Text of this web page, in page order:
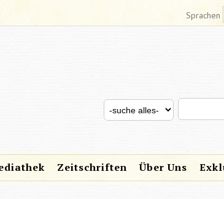
Sprachen
SUCHFORMULAR
Search this
Search for
Zeitschriften Über Uns